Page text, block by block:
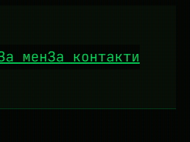
менЗа контакти